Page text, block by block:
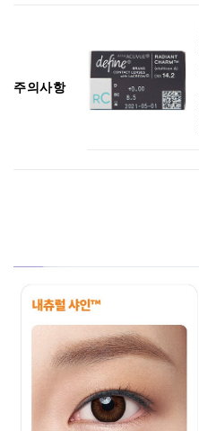
주의사항